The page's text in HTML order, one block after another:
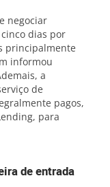
negociar
dias por
principalmente
informou
a
de
pagos,
para
de entrada